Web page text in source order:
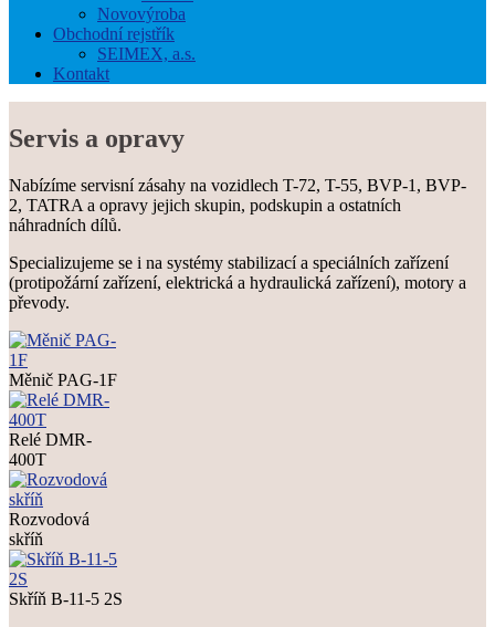
Novovýroba
Obchodní rejstřík
SEIMEX, a.s.
Kontakt
Servis a opravy
Nabízíme servisní zásahy na vozidlech T-72, T-55, BVP-1, BVP-
2, TATRA a opravy jejich skupin, podskupin a ostatních
náhradních dílů.
Specializujeme se i na systémy stabilizací a speciálních zařízení
(protipožární zařízení, elektrická a hydraulická zařízení), motory a
převody.
Měnič PAG-1F
Relé DMR-
400T
Rozvodová
skříň
Skříň B-11-5 2S